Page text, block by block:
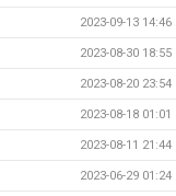
2023-09-13 14:46
2023-08-30 18:55
2023-08-20 23:54
2023-08-18 01:01
2023-08-11 21:44
2023-06-29 01:24